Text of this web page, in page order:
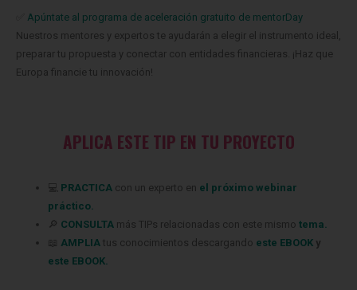
Apúntate al programa de aceleración gratuito de mentorDay
Nuestros mentores y expertos te ayudarán a elegir el instrumento ideal,
preparar tu propuesta y conectar con entidades financieras. ¡Haz que
Europa financie tu innovación!
APLICA ESTE TIP EN TU PROYECTO
💻 PRACTICA con un experto en el próximo webinar
práctico.
🔎 CONSULTA más TIPs relacionadas con este mismo tema.
📖 AMPLIA tus conocimientos descargando este EBOOK y
este EBOOK.